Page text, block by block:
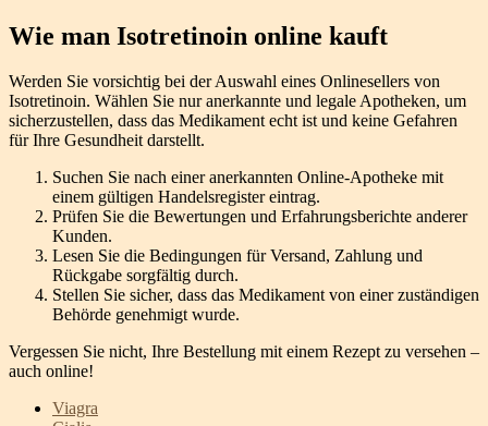
Wie man Isotretinoin online kauft
Werden Sie vorsichtig bei der Auswahl eines Onlinesellers von
Isotretinoin. Wählen Sie nur anerkannte und legale Apotheken, um
sicherzustellen, dass das Medikament echt ist und keine Gefahren
für Ihre Gesundheit darstellt.
Suchen Sie nach einer anerkannten Online-Apotheke mit
einem gültigen Handelsregister eintrag.
Prüfen Sie die Bewertungen und Erfahrungsberichte anderer
Kunden.
Lesen Sie die Bedingungen für Versand, Zahlung und
Rückgabe sorgfältig durch.
Stellen Sie sicher, dass das Medikament von einer zuständigen
Behörde genehmigt wurde.
Vergessen Sie nicht, Ihre Bestellung mit einem Rezept zu versehen –
auch online!
Viagra